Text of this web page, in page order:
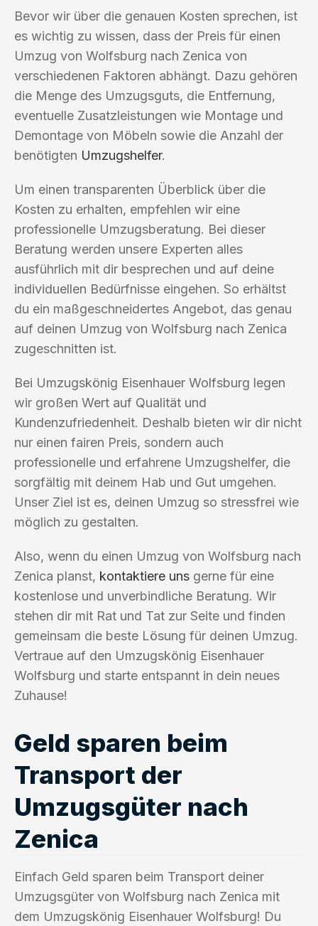
Bevor wir über die genauen Kosten sprechen, ist
es wichtig zu wissen, dass der Preis für einen
Umzug von Wolfsburg nach Zenica von
verschiedenen Faktoren abhängt. Dazu gehören
die Menge des Umzugsguts, die Entfernung,
eventuelle Zusatzleistungen wie Montage und
Demontage von Möbeln sowie die Anzahl der
benötigten Umzugshelfer.
Um einen transparenten Überblick über die
Kosten zu erhalten, empfehlen wir eine
professionelle Umzugsberatung. Bei dieser
Beratung werden unsere Experten alles
ausführlich mit dir besprechen und auf deine
individuellen Bedürfnisse eingehen. So erhältst
du ein maßgeschneidertes Angebot, das genau
auf deinen Umzug von Wolfsburg nach Zenica
zugeschnitten ist.
Bei Umzugskönig Eisenhauer Wolfsburg legen
wir großen Wert auf Qualität und
Kundenzufriedenheit. Deshalb bieten wir dir nicht
nur einen fairen Preis, sondern auch
professionelle und erfahrene Umzugshelfer, die
sorgfältig mit deinem Hab und Gut umgehen.
Unser Ziel ist es, deinen Umzug so stressfrei wie
möglich zu gestalten.
Also, wenn du einen Umzug von Wolfsburg nach
Zenica planst, kontaktiere uns gerne für eine
kostenlose und unverbindliche Beratung. Wir
stehen dir mit Rat und Tat zur Seite und finden
gemeinsam die beste Lösung für deinen Umzug.
Vertraue auf den Umzugskönig Eisenhauer
Wolfsburg und starte entspannt in dein neues
Zuhause!
Geld sparen beim
Transport der
Umzugsgüter nach
Zenica
Einfach Geld sparen beim Transport deiner
Umzugsgüter von Wolfsburg nach Zenica mit
dem Umzugskönig Eisenhauer Wolfsburg! Du